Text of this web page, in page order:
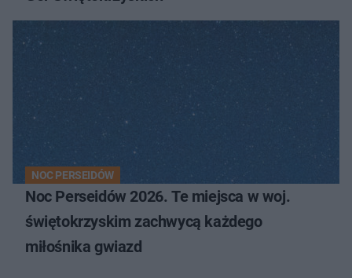
NOC PERSEIDÓW
Noc Perseidów 2026. Te miejsca w woj.
świętokrzyskim zachwycą każdego
miłośnika gwiazd